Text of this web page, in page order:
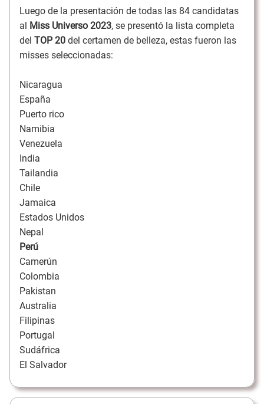
Luego de la presentación de todas las 84 candidatas
al Miss Universo 2023, se presentó la lista completa
del TOP 20 del certamen de belleza, estas fueron las
misses seleccionadas:
Nicaragua
España
Puerto rico
Namibia
Venezuela
India
Tailandia
Chile
Jamaica
Estados Unidos
Nepal
Perú
Camerún
Colombia
Pakistan
Australia
Filipinas
Portugal
Sudáfrica
El Salvador